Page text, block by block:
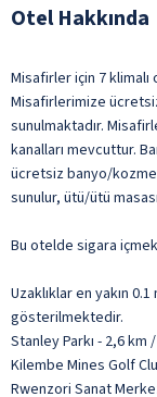
Otel Hakkında
Misafirler için 7
Misafirlerimize
sunulmaktadır.
kanalları mevcuttur.
ücretsiz banyo/
sunulur, ütü/ütü
Bu otelde sigara
Uzaklıklar en yakın
gösterilmektedir.
Stanley Parkı - 2,6 km
Kilembe Mines Golf
Rwenzori Sanat